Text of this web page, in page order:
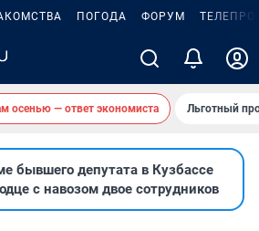
ПОГОДА ФОРУМ
осенью — ответ экономиста Льготный
бывшего депутата в Кузбассе
с навозом двое сотрудников